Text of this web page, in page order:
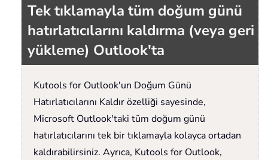
Tek tıklamayla tüm doğum günü
hatırlatıcılarını kaldırma (veya geri
yükleme) Outlook'ta
Kutools for Outlook'un Doğum Günü
Hatırlatıcılarını Kaldır özelliği sayesinde,
Microsoft Outlook'taki tüm doğum günü
hatırlatıcılarını tek bir tıklamayla kolayca ortadan
kaldırabilirsiniz. Ayrıca, Kutools for Outlook,